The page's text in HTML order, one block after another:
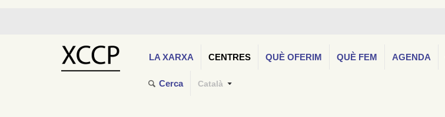
LA XARXA CENTRES QUÈ OFERIM QUÈ FEM AGENDA
Cerca Català